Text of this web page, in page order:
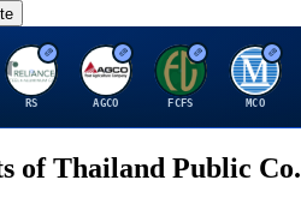
R
RS
A
AGCO
F
FCFS
M
MCO
of Thailand Public Co.